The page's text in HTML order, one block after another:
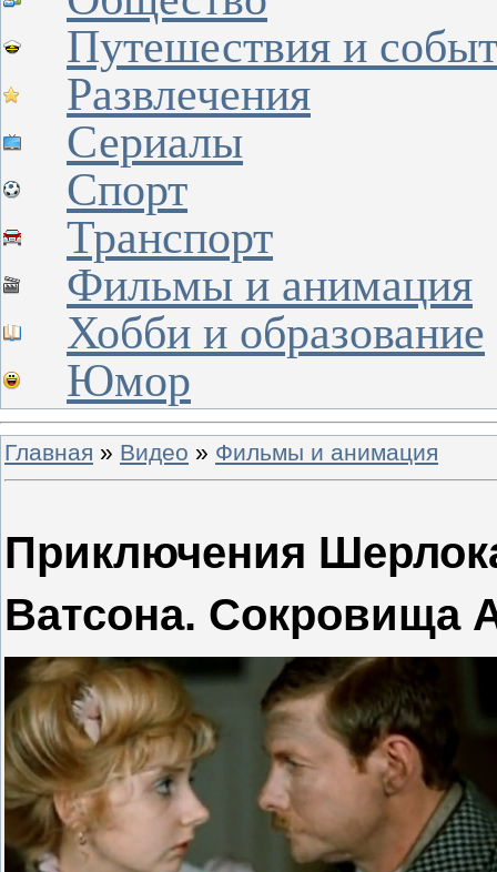
Путешествия и
Развлечения
Сериалы
Спорт
Транспорт
Фильмы и анимация
Хобби и образование
Юмор
Главная » Видео » Фильмы и анимация
Приключения
Ватсона. Сокровища